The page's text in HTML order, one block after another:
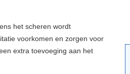
het scheren wordt
voorkomen en zorgen voor
extra toevoeging aan het